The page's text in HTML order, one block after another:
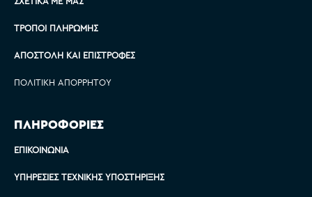
ΤΡΌΠΟΙ ΠΛΗΡΩΜΉΣ
ΑΠΟΣΤΟΛΉ ΚΑΙ ΕΠΙΣΤΡΟΦΈΣ
ΠΟΛΙΤΙΚΉ ΑΠΟΡΡΉΤΟΥ
ΠΛΗΡΟΦΟΡΙΕΣ
ΕΠΙΚΟΙΝΩΝΊΑ
ΥΠΗΡΕΣΊΕΣ ΤΕΧΝΙΚΉΣ ΥΠΟΣΤΉΡΙΞΗΣ